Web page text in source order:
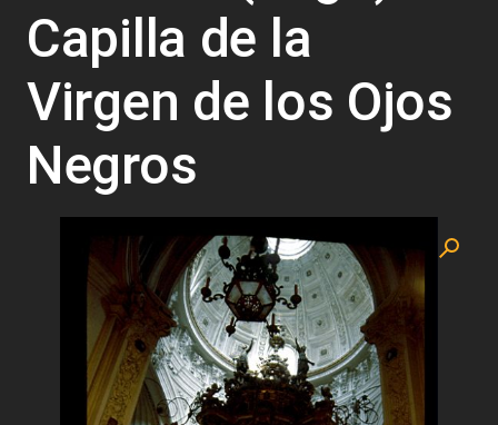
Capilla de la
Virgen de los Ojos
Negros